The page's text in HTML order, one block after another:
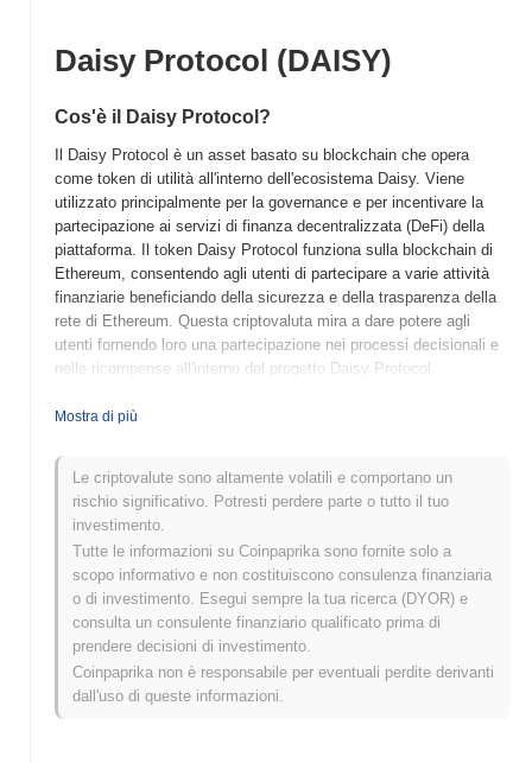
Daisy Protocol (DAISY)
Cos'è il Daisy Protocol?
Il Daisy Protocol è un asset basato su blockchain che opera
come token di utilità all'interno dell'ecosistema Daisy. Viene
utilizzato principalmente per la governance e per incentivare la
partecipazione ai servizi di finanza decentralizzata (DeFi) della
piattaforma. Il token Daisy Protocol funziona sulla blockchain di
Ethereum, consentendo agli utenti di partecipare a varie attività
finanziarie beneficiando della sicurezza e della trasparenza della
rete di Ethereum. Questa criptovaluta mira a dare potere agli
utenti fornendo loro una partecipazione nei processi decisionali e
nelle ricompense all'interno del progetto Daisy Protocol.
Quando e come è iniziato il Daisy Protocol?
da un team focalizzato sulla creazione di un ecosistema di
finanza decentralizzata (DeFi). Il progetto mira a fornire soluzioni
finanziarie innovative attraverso la sua unica tokenomics e
modello di governance. Inizialmente elencato su vari exchange
decentralizzati, il Daisy Protocol ha rapidamente guadagnato
trazione all'interno della comunità crypto, preparando il terreno per
il suo ulteriore sviluppo e adozione.
Cosa ci aspetta per il Daisy Protocol?
Il Daisy Protocol è pronto per una crescita significativa con i suoi
prossimi aggiornamenti della roadmap, inclusi il lancio delle sue
Mostra di più
Le criptovalute sono altamente volatili e comportano un
rischio significativo. Potresti perdere parte o tutto il tuo
investimento.
Tutte le informazioni su Coinpaprika sono fornite solo a
scopo informativo e non costituiscono consulenza finanziaria
o di investimento. Esegui sempre la tua ricerca (DYOR) e
consulta un consulente finanziario qualificato prima di
prendere decisioni di investimento.
Coinpaprika non è responsabile per eventuali perdite derivanti
dall'uso di queste informazioni.